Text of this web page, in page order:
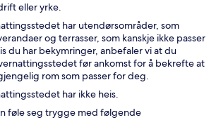
eller yrke.
har utendørsområder, som
og terrasser, som kanskje ikke passer
du har bekymringer, anbefaler vi at du
før ankomst for å bekrefte at
rom som passer for deg.
har ikke heis.
føle seg trygge med følgende